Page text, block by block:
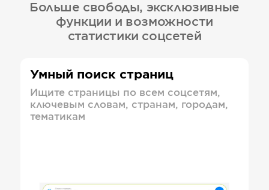
Больше свободы, эксклюзивные
функции и возможности
статистики соцсетей
Умный поиск страниц
Ищите страницы по всем соцсетям,
ключевым словам, странам, городам,
тематикам